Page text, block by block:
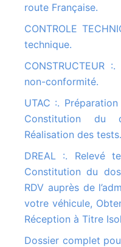
route Française.
CONTROLE TECHNIQUE :. Gestion du contrôle
technique.
CONSTRUCTEUR :. Demande du certificat de
non-conformité.
UTAC :. Préparation technique aux tests UTAC,
Constitution du
Réalisation des tests.
DREAL :. Relevé technique de votre voiture,
Constitution du
RDV auprès de
votre véhicule,
Réception à Titre
Dossier complet pour carte grise, Agrément SIV